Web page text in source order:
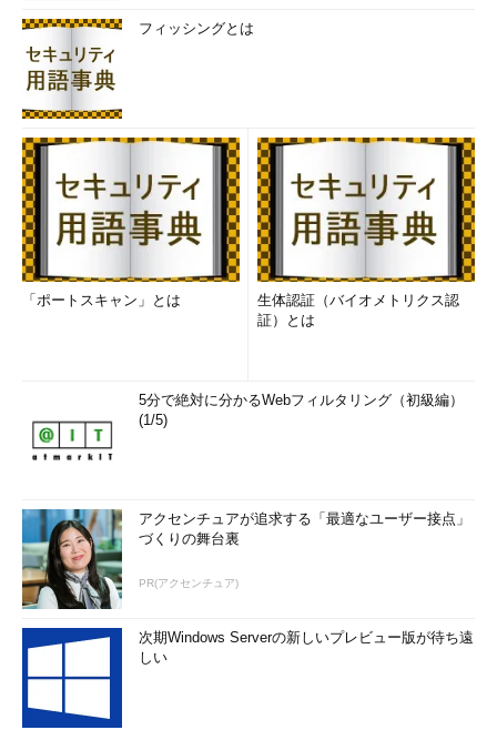
フィッシングとは
「ポートスキャン」とは
生体認証（バイオメトリクス認
証）とは
5分で絶対に分かるWebフィルタリング（初級編）
(1/5)
アクセンチュアが追求する「最適なユーザー接点」
づくりの舞台裏
PR(アクセンチュア)
次期Windows Serverの新しいプレビュー版が待ち遠
しい